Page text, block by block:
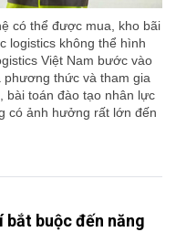
có thể được mua, kho bãi
logistics không thể hình
Việt Nam bước vào
phương thức và tham gia
bài toán đào tạo nhân lực
có ảnh hưởng rất lớn đến
buộc đến năng